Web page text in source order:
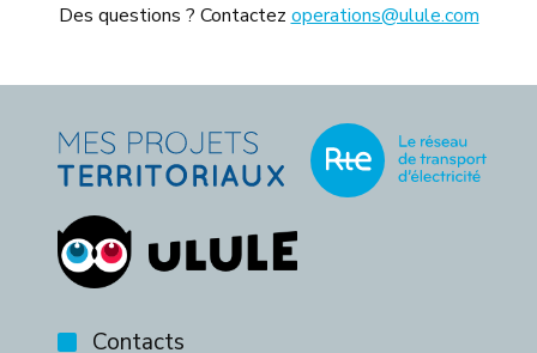
Des questions ? Contactez operations@ulule.com
Contacts